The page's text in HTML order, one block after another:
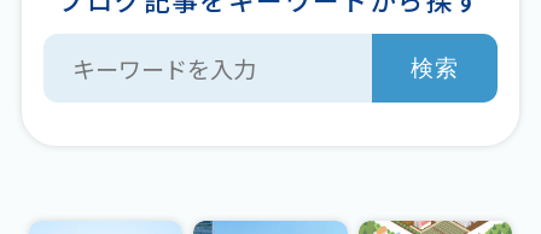
検索